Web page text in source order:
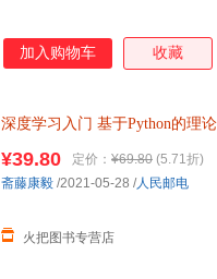
加入购物车 收藏
深度学习入门 基于Python的理
¥39.80 定价： ¥69.80 (5.71折)
火把图书专营店
斋藤康毅 /2021-05-28 /人民邮电